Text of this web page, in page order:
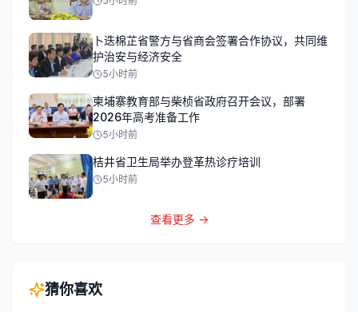
卜迭棉芷省警方与省商会签署合作协议，共同维
护治安与经济安全
5小时前
柬埔寨教育部与柴桢省政府召开会议，部署
2026年高考准备工作
5小时前
桔井省卫生局举办登革热诊疗培训
5小时前
查看更多 →
猜你喜欢